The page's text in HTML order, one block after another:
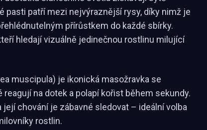
pasti patří mezi nejvýraznější rysy, díky nimž je
přírůstkem do každé sbírky.
hledají vizuálně jedinečnou rostlinu milující
muscipula) je ikonická masožravka se
reagují na dotek a polapí kořist během sekundy.
chování je zábavné sledovat – ideální volba
rostlin.